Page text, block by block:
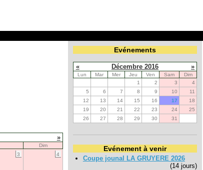
»
Dim
3 4
Evénements
« Décembre 2016 »
Lun Mar Mer Jeu Ven Sam
Dim
1
2 3
4
5
6 7 8 9 10
11
12
13 14 15 16 17
18
19
20 21 22 23 24
25
26
27 28 29 30 31
Evénement à venir
Coupe jounal LA GRUYERE 2026
(14 jours)